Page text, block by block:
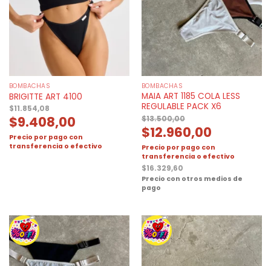
BOMBACHAS
BRIGITTE ART 4100
$11.854,08
$9.408,00
Precio por pago con
transferencia o efectivo
BOMBACHAS
MAIA ART 1185 COLA LESS
REGULABLE PACK X6
$13.500,00
$12.960,00
Precio por pago con
transferencia o efectivo
$16.329,60
Precio con otros medios de
pago